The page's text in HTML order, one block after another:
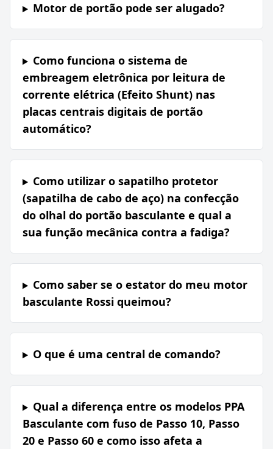
Motor de portão pode ser alugado?
Como funciona o sistema de
embreagem eletrônica por leitura de
corrente elétrica (Efeito Shunt) nas
placas centrais digitais de portão
automático?
Como utilizar o sapatilho protetor
(sapatilha de cabo de aço) na confecção
do olhal do portão basculante e qual a
sua função mecânica contra a fadiga?
Como saber se o estator do meu motor
basculante Rossi queimou?
O que é uma central de comando?
Qual a diferença entre os modelos PPA
Basculante com fuso de Passo 10, Passo
20 e Passo 60 e como isso afeta a